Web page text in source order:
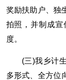
奖励扶助户、独
拍照，并制成
度。
(三)我乡计
多形式、全方位